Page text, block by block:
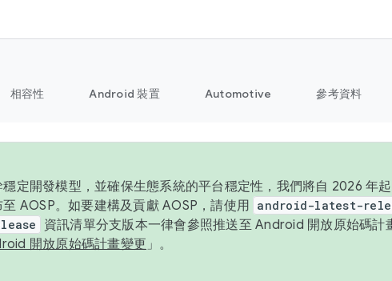
相容性 Android 裝置 Automotive 參考資料
定開發模型，並確保生態系統的平台穩定性，我們將自 2026 年
AOSP。如要建構及貢獻 AOSP，請使用 android-latest-
資訊清單分支版本一律會參照推送至 Android 開放原始碼計
開放原始碼計畫變更 」。